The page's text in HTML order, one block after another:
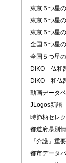
東京５つ星
東京５つ星
東京５つ星
全国５つ星
全国５つ星
DIKO 仏和
DIKO 和仏
動画データ
JLogos新語
時節柄セレ
都道府県別
『介護』重
都市データ